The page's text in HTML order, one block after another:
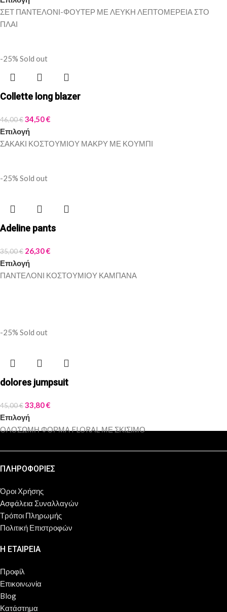
ΣΕΤ ΠΑΝΤΕΛΟΝΙ-ΦΟΥΤΕΡ ΜΕ ΛΕΥΚΗ ΛΕΠΤΟΜΕΡΕΙΑ ΣΤΟ
ΠΛΑΙ
-25% Sold out
Collette long blazer
46,00€34,50€
Επιλογή
ΣΑΚΑΚΙ ΚΟΣΤΟΥΜΙΟΥ ΜΑΚΡΥ ΜΕ ΚΟΥΜΠΙ
-25% Sold out
Adeline pants
35,00€ 26,30€
Επιλογή
ΠΑΝΤΕΛΟΝΙ ΚΟΣΤΟΥΜΙΟΥ ΚΑΜΠΑΝΑ
-25% Sold out
dolores jumpsuit
45,00€33,80€
Επιλογή
ΟΛΟΣΩΜΗ ΦΟΡΜΑ FLORAL ΜΕ ΣΚΙΣΙΜΟ
ΠΛΗΡΟΦΟΡΙΕΣ
Όροι Χρήσης
Ασφάλεια Συναλλαγών
Τρόποι Πληρωμής
Πολιτική Επιστροφών
Η ΕΤΑΙΡΕΙΑ
Προφίλ
Επικοινωνία
Blog
Κατάστημα